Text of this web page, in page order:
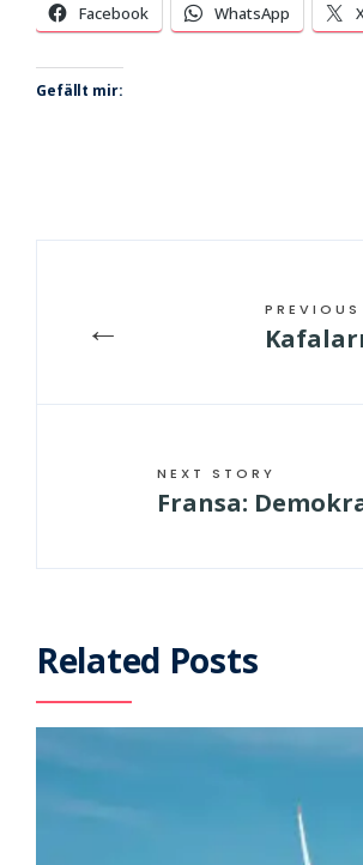
Facebook WhatsApp
Gefällt mir:
←
NEXT STORY
Fransa:
Related Posts